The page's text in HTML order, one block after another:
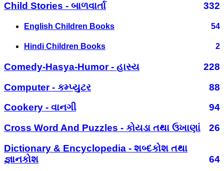
Child Stories - બાળવાર્તા
332
English Children Books 54
Hindi Children Books 2
Comedy-Hasya-Humor - હાસ્ય
228
Computer - કમ્પ્યુટર
88
Cookery - વાનગી
94
Cross Word And Puzzles - કોયડા તથા ઉખાણાં
26
Dictionary & Encyclopedia - શબ્દકોશ તથા
જ્ઞાનકોશ
64